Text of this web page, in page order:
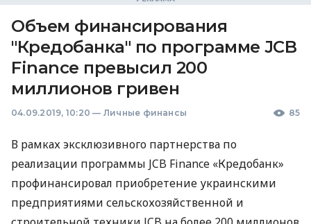
Объем финансирования
"Кредобанка" по программе JCB
Finance превысил 200
миллионов гривен
04.09.2019, 10:20 — Личные финансы 85
В рамках эксклюзивного партнерства по
реализации программы JCB Finance «Кредобанк»
профинансировал приобретение украинскими
предприятиями сельскохозяйственной и